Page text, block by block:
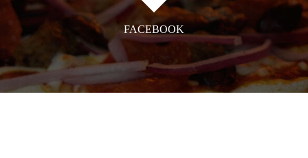
FACEBOOK